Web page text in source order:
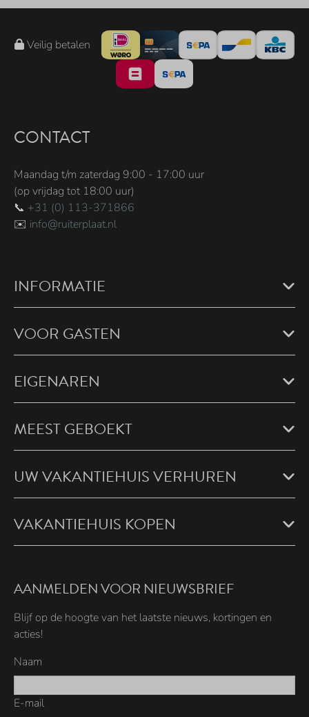
Veilig betalen
CONTACT
Maandag t/m zaterdag 9:00 - 17:00 uur
(op vrijdag tot 18:00 uur)
📞 +31 (0) 113-371866
✉️ info@ruiterplaat.nl
INFORMATIE
VOOR GASTEN
EIGENAREN
MEEST GEBOEKT
UW VAKANTIEHUIS VERHUREN
VAKANTIEHUIS KOPEN
AANMELDEN VOOR NIEUWSBRIEF
Blijf op de hoogte van het laatste nieuws, kortingen en
acties!
Naam
E-mail